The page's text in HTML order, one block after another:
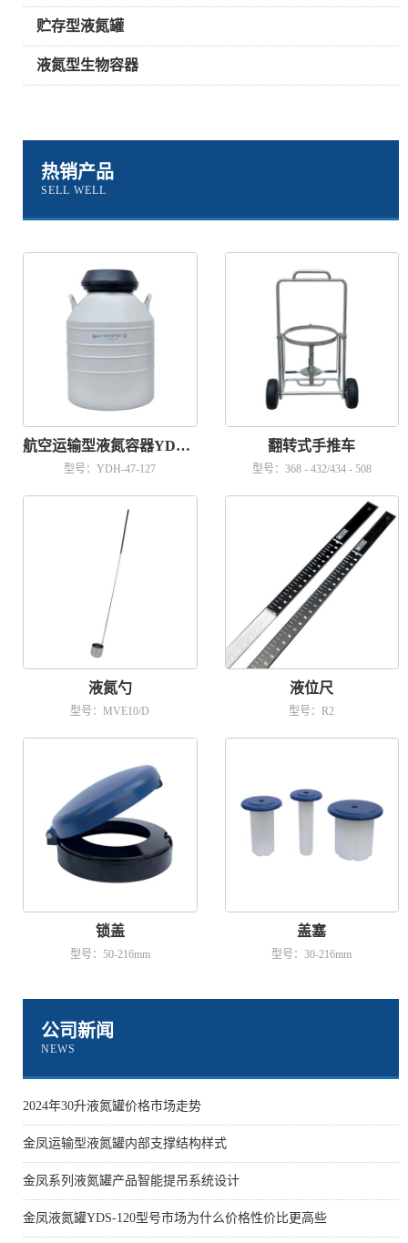
贮存型液氮罐
液氮型生物容器
热销产品
SELL WELL
航空运输型液氮容器YDH-47-127
型号：YDH-47-127
翻转式手推车
型号：368 - 432/434 - 508
液氮勺
型号：MVE10/D
液位尺
型号：R2
锁盖
型号：50-216mm
盖塞
型号：30-216mm
公司新闻
NEWS
2024年30升液氮罐价格市场走势
金凤运输型液氮罐内部支撑结构样式
金凤系列液氮罐产品智能提吊系统设计
金凤液氮罐YDS-120型号市场为什么价格性价比更高些